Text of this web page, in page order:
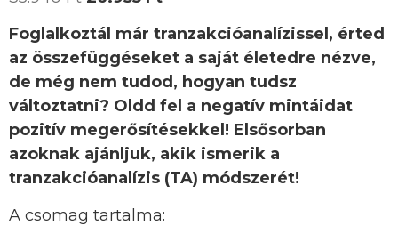
Foglalkoztál már tranzakcióanalízissel, érted
az összefüggéseket a saját életedre nézve,
de még nem tudod, hogyan tudsz
változtatni? Oldd fel a negatív mintáidat
pozitív megerősítésekkel! Elsősorban
azoknak ajánljuk, akik ismerik a
tranzakcióanalízis (TA) módszerét!
A csomag tartalma: